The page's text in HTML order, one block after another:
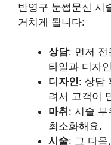
반영구 눈썹문신 시
거치게 됩니다:
상담: 먼저 전
타일과 디자
디자인: 상담
려서 고객이
마취 : 시술 부
최소화해요.
시술: 그 다음